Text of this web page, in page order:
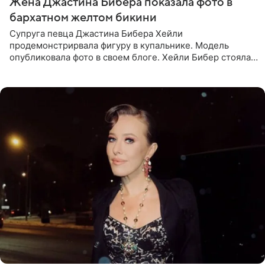
бархатном желтом бикини
Супруга певца Джастина Бибера Хейли
продемонстрирвала фигуру в купальнике. Модель
опубликовала фото в своем блоге. Хейли Бибер стояла